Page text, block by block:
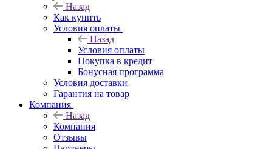
Назад
Как купить
Условия оплаты
Назад
Условия оплаты
Покупка в кредит
Бонусная программа
Условия доставки
Гарантия на товар
Компания
Назад
Компания
Отзывы